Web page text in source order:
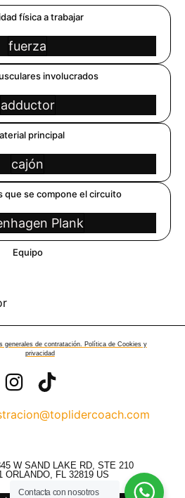
física a trabajar
fuerza
involucrados
adductor
principal
cajón
que se compone el circuito
Plank
Equipo
generales de contratación. Política de Cookies y
privacidad
W SAND LAKE RD, STE 210
ORLANDO, FL 32819 US
Contacta con nosotros